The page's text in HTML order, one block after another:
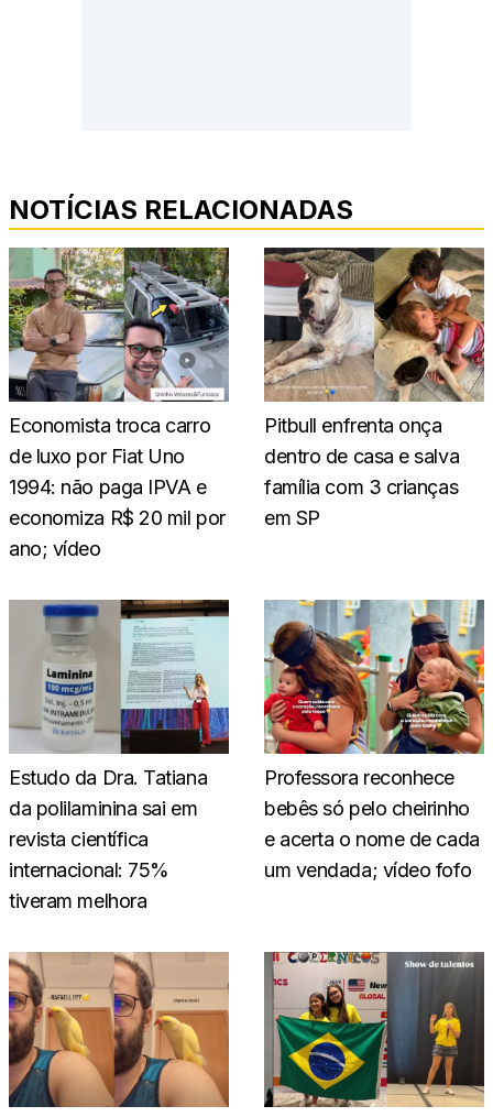
NOTÍCIAS RELACIONADAS
Economista troca carro
de luxo por Fiat Uno
1994: não paga IPVA e
economiza R$ 20 mil por
ano; vídeo
Pitbull enfrenta onça
dentro de casa e salva
família com 3 crianças
em SP
Estudo da Dra. Tatiana
da polilaminina sai em
revista científica
internacional: 75%
tiveram melhora
Professora reconhece
bebês só pelo cheirinho
e acerta o nome de cada
um vendada; vídeo fofo